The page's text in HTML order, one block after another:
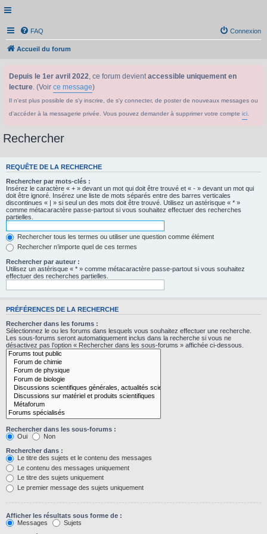
FAQ Connexion
Accueil du forum
Depuis le 1er avril 2022, ce forum devientaccessible uniquement en
lecture. (Voir ce message)
Il n'est plus possible de s'y inscrire, de s'y connecter, de poster de nouveaux messages ou
d'accéder à la messagerie privée. Vous pouvez demander à supprimer votre compte ici
Rechercher
REQUÊTE DE LA RECHERCHE
Rechercher par mots-clés :
Insérez le caractère « + » devant un mot qui doit être trouvé et « - » devant un mot qui
doit être ignoré. Insérez une liste de mots séparés entre des barres verticales
discontinues « | » si seul un des mots doit être trouvé. Utilisez un astérisque « * »
comme métacaractère passe-partout si vous souhaitez effectuer des recherches
partielles.
Rechercher tous les termes ou utiliser une question comme élément
Rechercher n’importe quel de ces termes
Rechercher par auteur :
Utilisez un astérisque « * » comme métacaractère passe-partout si vous souhaitez
effectuer des recherches partielles.
PRÉFÉRENCES DE LA RECHERCHE
Rechercher dans les forums :
Sélectionnez le ou les forums dans lesquels vous souhaitez effectuer une recherche.
Les sous-forums seront automatiquement inclus dans la recherche si vous ne
désactivez pas l’option « Rechercher dans les sous-forums » affichée ci-dessous.
Rechercher dans les sous-forums :
Oui
Non
Rechercher dans :
Le titre des sujets et le contenu des messages
Le contenu des messages uniquement
Le titre des sujets uniquement
Le premier message des sujets uniquement
Afficher les résultats sous forme de :
Messages
Sujets